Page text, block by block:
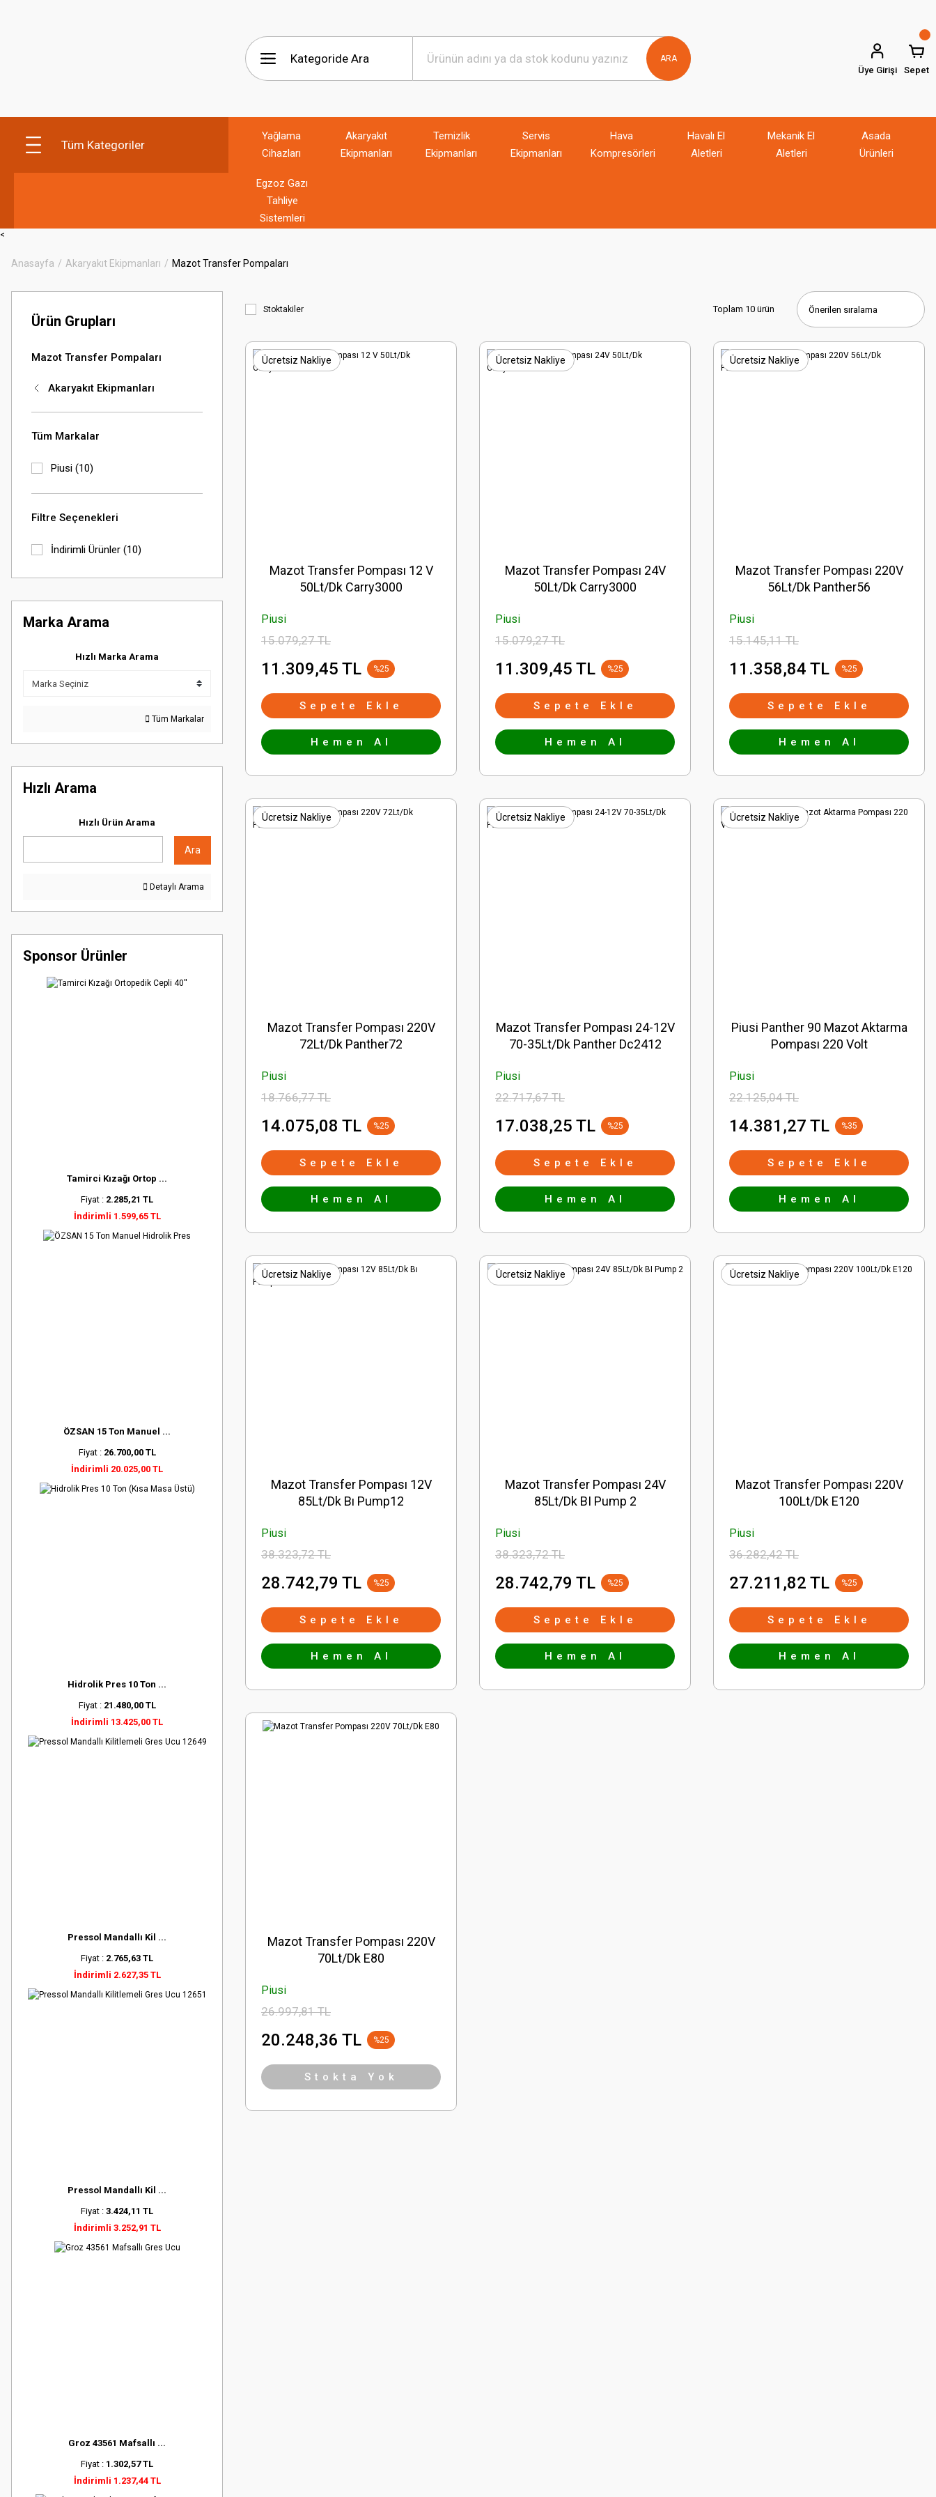
ARA
Üye Girişi Sepet
Tüm Kategoriler
Yağlama
Cihazları
Akaryakıt
Ekipmanları
Temizlik
Ekipmanları
Servis
Ekipmanları
Hava
Kompresörleri
Havalı El
Aletleri
Mekanik El
Aletleri
Asada
Ürünleri
Egzoz Gazı
Tahliye
Sistemleri
<
Anasayfa Akaryakıt Ekipmanları Mazot Transfer Pompaları
Ürün Grupları
Mazot Transfer Pompaları
Akaryakıt Ekipmanları
Tüm Markalar
Piusi (10)
Filtre Seçenekleri
İndirimli Ürünler (10)
Marka Arama
Hızlı Marka Arama
Tüm Markalar
Hızlı Arama
Hızlı Ürün Arama
Ara
Detaylı Arama
Sponsor Ürünler
Tamirci Kızağı Ortop ...
Fiyat : 2.285,21 TL
İndirimli 1.599,65 TL
ÖZSAN 15 Ton Manuel ...
Fiyat : 26.700,00 TL
İndirimli 20.025,00 TL
Hidrolik Pres 10 Ton ...
Fiyat : 21.480,00 TL
İndirimli 13.425,00 TL
Pressol Mandallı Kil ...
Fiyat : 2.765,63 TL
İndirimli 2.627,35 TL
Pressol Mandallı Kil ...
Fiyat : 3.424,11 TL
İndirimli 3.252,91 TL
Groz 43561 Mafsallı ...
Fiyat : 1.302,57 TL
İndirimli 1.237,44 TL
Stoktakiler Toplam 10 ürün
Ücretsiz Nakliye
Mazot Transfer Pompası 12 V
50Lt/Dk Carry3000
Piusi
15.079,27 TL
11.309,45 TL %25
Sepete Ekle
Hemen Al
Ücretsiz Nakliye
Mazot Transfer Pompası 24V
50Lt/Dk Carry3000
Piusi
15.079,27 TL
11.309,45 TL %25
Sepete Ekle
Hemen Al
Ücretsiz Nakliye
Mazot Transfer Pompası 220V
56Lt/Dk Panther56
Piusi
15.145,11 TL
11.358,84 TL %25
Sepete Ekle
Hemen Al
Ücretsiz Nakliye
Mazot Transfer Pompası 220V
72Lt/Dk Panther72
Piusi
18.766,77 TL
14.075,08 TL %25
Sepete Ekle
Hemen Al
Ücretsiz Nakliye
Mazot Transfer Pompası 24-12V
70-35Lt/Dk Panther Dc2412
Piusi
22.717,67 TL
17.038,25 TL %25
Sepete Ekle
Hemen Al
Ücretsiz Nakliye
Piusi Panther 90 Mazot Aktarma
Pompası 220 Volt
Piusi
22.125,04 TL
14.381,27 TL %35
Sepete Ekle
Hemen Al
Ücretsiz Nakliye
Mazot Transfer Pompası 12V
85Lt/Dk Bı Pump12
Piusi
38.323,72 TL
28.742,79 TL %25
Sepete Ekle
Hemen Al
Ücretsiz Nakliye
Mazot Transfer Pompası 24V
85Lt/Dk BI Pump 2
Piusi
38.323,72 TL
28.742,79 TL %25
Sepete Ekle
Hemen Al
Ücretsiz Nakliye
Mazot Transfer Pompası 220V
100Lt/Dk E120
Piusi
36.282,42 TL
27.211,82 TL %25
Sepete Ekle
Hemen Al
Mazot Transfer Pompası 220V
70Lt/Dk E80
Piusi
26.997,81 TL
20.248,36 TL %25
Stokta Yok